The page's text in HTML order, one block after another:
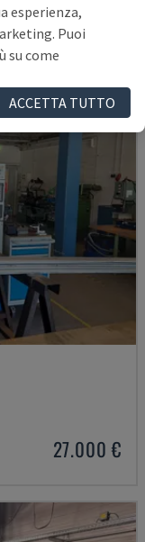
27.000 €
esperienza,
Puoi
su come
ACCETTA TUTTO